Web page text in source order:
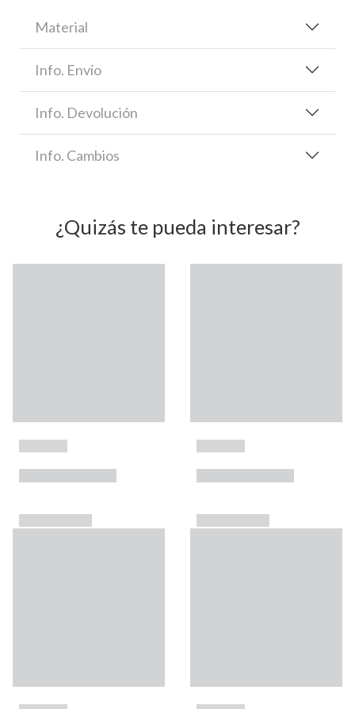
Material
Info. Envío
Info. Devolución
Info. Cambios
¿Quizás te pueda interesar?